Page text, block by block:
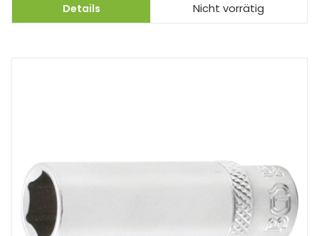
Details Nicht vorrätig